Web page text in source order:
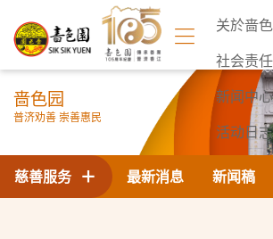
关於啬
社会责任
新闻中心
活动日志
联络我们
啬色园
普济劝善 崇善惠民
最新消息 新闻稿
慈善服务